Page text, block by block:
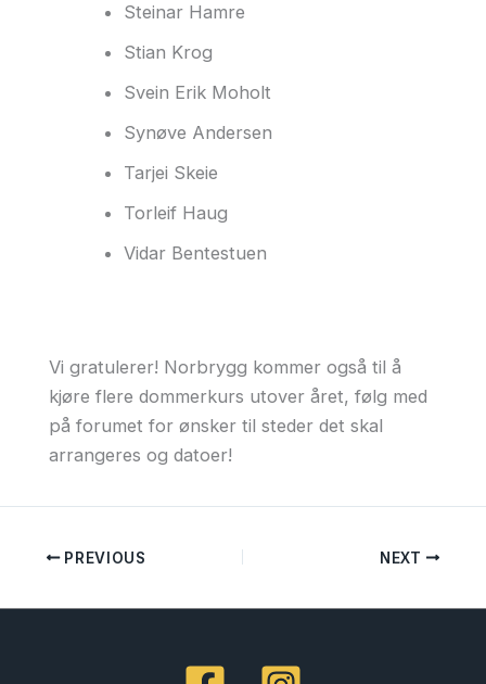
Steinar Hamre
Stian Krog
Svein Erik Moholt
Synøve Andersen
Tarjei Skeie
Torleif Haug
Vidar Bentestuen
Vi gratulerer! Norbrygg kommer også til å
kjøre flere dommerkurs utover året, følg med
på forumet for ønsker til steder det skal
arrangeres og datoer!
PREVIOUS NEXT